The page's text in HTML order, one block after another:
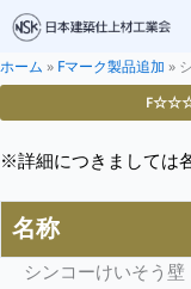
ホーム » Fマーク製品追加 »
※詳細につきましては
名称
シンコーけいそう